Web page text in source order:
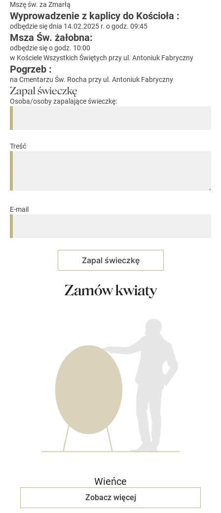
Mszę św. za Zmarłą
Wyprowadzenie z kaplicy do Kościoła :
odbędzie się dnia 14.02.2025 r. o godz. 09:45
Msza Św. żałobna:
odbędzie się o godz. 10:00
w Kościele Wszystkich Świętych przy ul. Antoniuk Fabryczny
Pogrzeb :
na Cmentarzu Św. Rocha przy ul. Antoniuk Fabryczny
Zapal świeczkę
Osoba/osoby zapalające świeczkę:
Treść
E-mail
Zamów kwiaty
Wieńce
Zobacz więcej